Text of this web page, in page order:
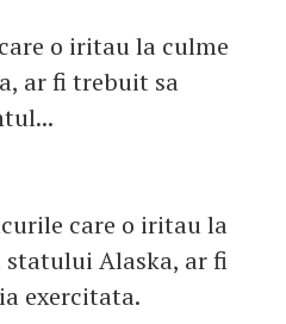
o iritau la culme
ar fi trebuit sa
care o iritau la
Alaska, ar fi
exercitata.